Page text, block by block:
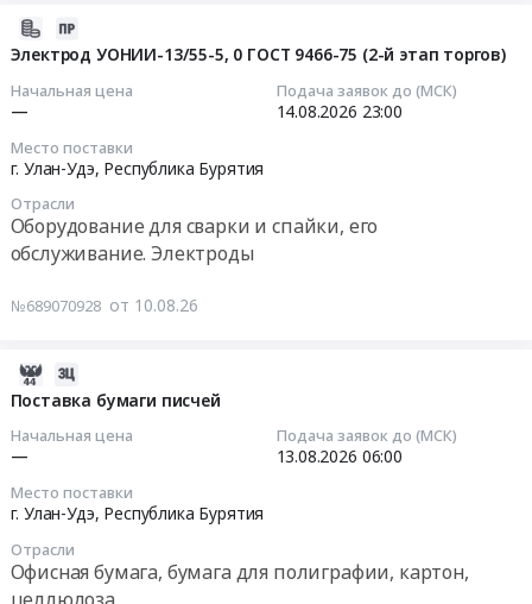
18
,
,
Электрод УОНИИ-13/55-5, 0 ГОСТ 9466-75 (2-й этап торгов)
Начальная цена
—
Подача заявок до (МСК)
14.08.2026 23:00
Место поставки
г. Улан-Удэ, Республика Бурятия
Отрасли
Оборудование для сварки и спайки, его
обслуживание. Электроды
№689070928 от 10.08.26
Поставка бумаги писчей
Начальная цена
—
Подача заявок до (МСК)
13.08.2026 06:00
Место поставки
г. Улан-Удэ, Республика Бурятия
Отрасли
Офисная бумага, бумага для полиграфии, картон,